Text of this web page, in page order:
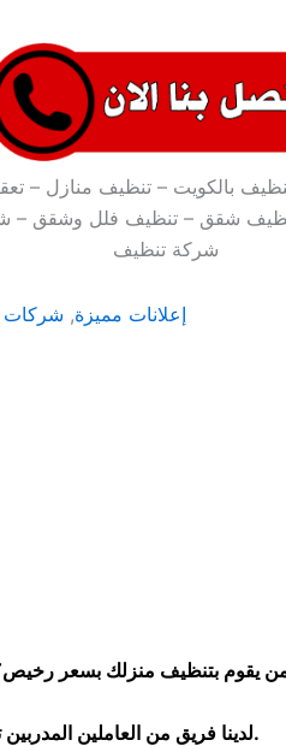
بالكويت – تنظيف منازل –
شقق – تنظيف فلل وشقق –
شركة تنظيف
إعلانات مميزة, شركات
يقوم بتنظيف منزلك بسعر رخيص؟
لدينا فريق من العاملين المدربين تدريبا جيدا قادرون على تنظيف الفلل والشقق و المبانى مع الالتزام بمعايير السلامة والنظافة.